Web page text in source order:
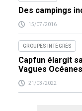
Des campings
15/07/2016
GROUPES INTÉGRÉS
Capfun élargit
Vagues Océanes
21/03/2022